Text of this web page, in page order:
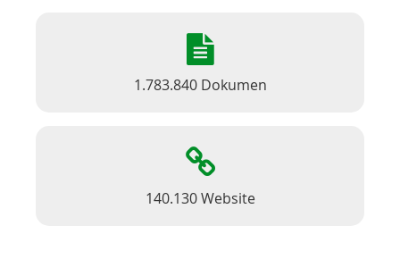
1.783.840 Dokumen
140.130 Website